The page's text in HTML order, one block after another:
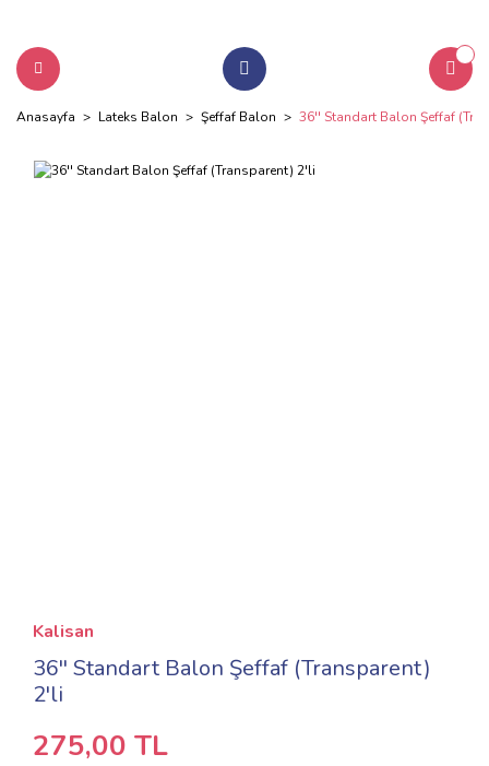
Anasayfa Lateks Balon Şeffaf Balon 36'' Standart Balon Şeffaf
Kalisan
36'' Standart Balon Şeffaf (Transparent)
2'li
275,00 TL